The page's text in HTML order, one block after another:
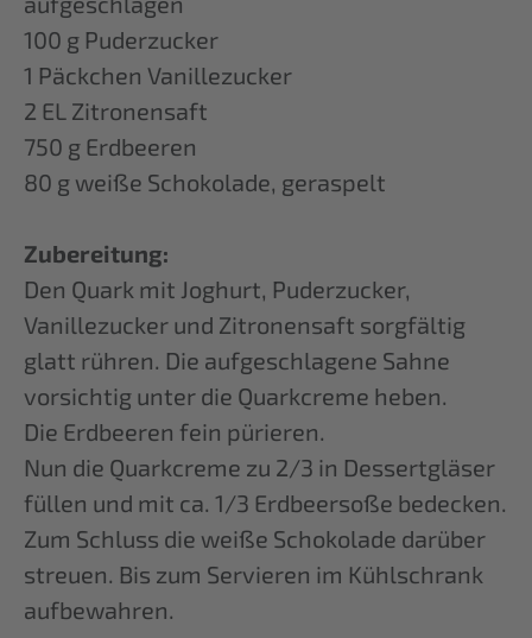
100 g Puderzucker
1 Päckchen Vanillezucker
2 EL Zitronensaft
750 g Erdbeeren
80 g weiße Schokolade, geraspelt
Zubereitung:
Den Quark mit Joghurt, Puderzucker,
Vanillezucker und Zitronensaft sorgfältig
glatt rühren. Die aufgeschlagene Sahne
vorsichtig unter die Quarkcreme heben.
Die Erdbeeren fein pürieren.
Nun die Quarkcreme zu 2/3 in Dessertgläser
füllen und mit ca. 1/3 Erdbeersoße bedecken.
Zum Schluss die weiße Schokolade darüber
streuen. Bis zum Servieren im Kühlschrank
aufbewahren.